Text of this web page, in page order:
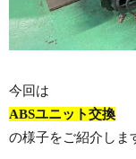
今回は
ABSユニット交換
の様子をご紹介しま